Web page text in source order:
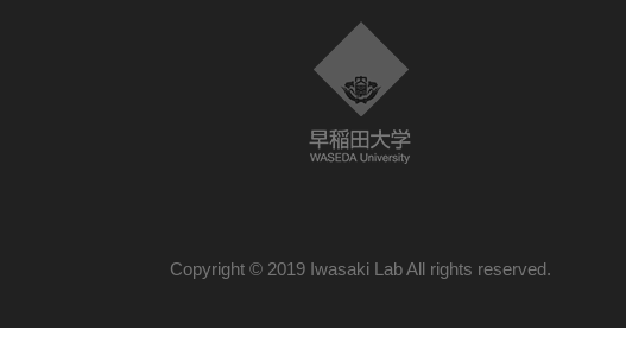
Copyright © 2019 Iwasaki Lab All rights reserved.